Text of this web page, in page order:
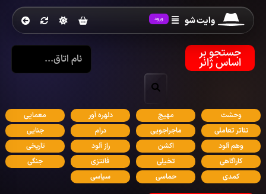
وایت شو ورود
جستجو بر
اساس ژانر
وحشت مهیج دلهره آور
معمایی
تئاتر تعاملی
ماجراجویی درام
جنایی
وهم آلود
اکشن راز آلود
تاریخی
کاراگاهی
تخیلی فانتزی
جنگی
کمدی
حماسی سیاسی